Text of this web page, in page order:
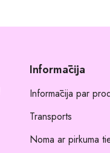
Informācija
Informācija par
Transports
Noma ar pirkuma